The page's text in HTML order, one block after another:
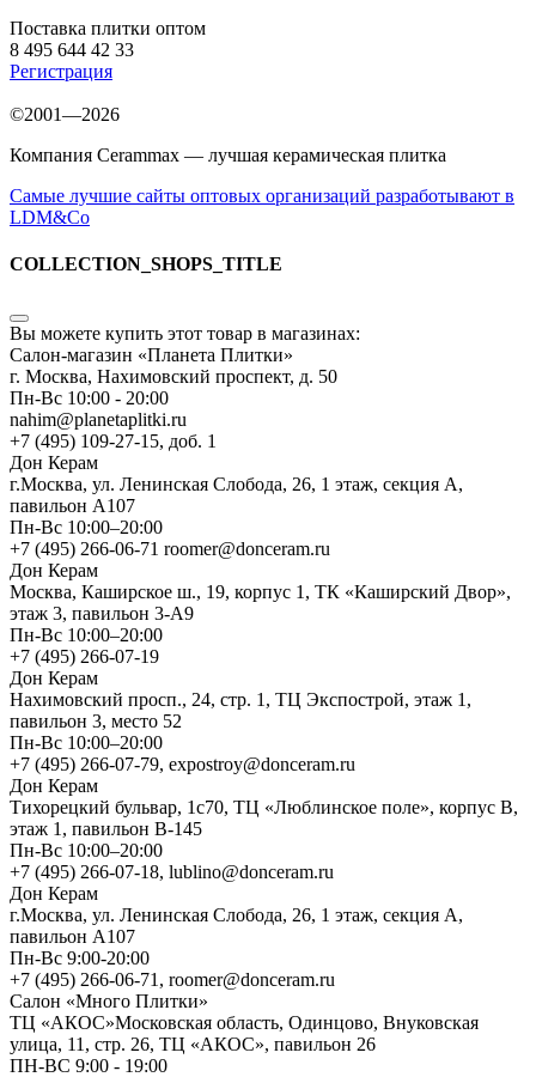
Поставка плитки оптом
8 495 644 42 33
Регистрация
©2001—2026
Компания Cerammax — лучшая керамическая плитка
Самые лучшие сайты оптовых организаций разработывают в
LDM&Co
COLLECTION_SHOPS_TITLE
Вы можете купить этот товар в магазинах:
Салон-магазин «Планета Плитки»
г. Москва, Нахимовский проспект, д. 50
Пн-Вс 10:00 - 20:00
nahim@planetaplitki.ru
+7 (495) 109-27-15, доб. 1
Дон Керам
г.Москва, ул. Ленинская Слобода, 26, 1 этаж, секция А,
павильон А107
Пн-Вс 10:00–20:00
+7 (495) 266-06-71 roomer@donceram.ru
Дон Керам
Москва, Каширское ш., 19, корпус 1, ТК «Каширский Двор»,
этаж 3, павильон 3-А9
Пн-Вс 10:00–20:00
+7 (495) 266-07-19
Дон Керам
Нахимовский просп., 24, стр. 1, ТЦ Экспострой, этаж 1,
павильон 3, место 52
Пн-Вс 10:00–20:00
+7 (495) 266-07-79, expostroy@donceram.ru
Дон Керам
Тихорецкий бульвар, 1с70, ТЦ «Люблинское поле», корпус В,
этаж 1, павильон В-145
Пн-Вс 10:00–20:00
+7 (495) 266-07-18, lublino@donceram.ru
Дон Керам
г.Москва, ул. Ленинская Слобода, 26, 1 этаж, секция А,
павильон А107
Пн-Вс 9:00-20:00
+7 (495) 266-06-71, roomer@donceram.ru
Салон «Много Плитки»
ТЦ «АКОС»Московская область, Одинцово, Внуковская
улица, 11, стр. 26, ТЦ «АКОС», павильон 26
ПН-ВС 9:00 - 19:00